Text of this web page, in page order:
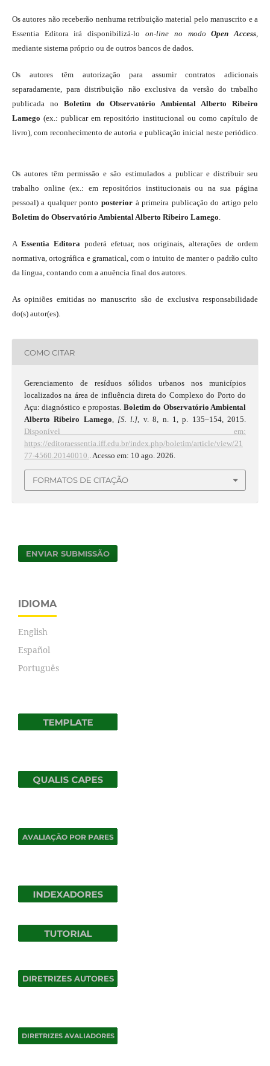
Os autores não receberão nenhuma retribuição material pelo manuscrito e a
Essentia Editora irá disponibilizá-lo on-line no modo Open Access,
mediante sistema próprio ou de outros bancos de dados.
Os autores têm autorização para assumir contratos adicionais
separadamente, para distribuição não exclusiva da versão do trabalho
publicada no Boletim do Observatório Ambiental Alberto Ribeiro
Lamego (ex.: publicar em repositório institucional ou como capítulo de
livro), com reconhecimento de autoria e publicação inicial neste periódico.
Os autores têm permissão e são estimulados a publicar e distribuir seu
trabalho online (ex.: em repositórios institucionais ou na sua página
pessoal) a qualquer ponto posterior à primeira publicação do artigo pelo
Boletim do Observatório Ambiental Alberto Ribeiro Lamego.
A Essentia Editorapoderá efetuar, nos originais, alterações de ordem
normativa, ortográfica e gramatical, com o intuito de manter o padrão culto
da língua, contando com a anuência final dos autores.
As opiniões emitidas no manuscrito são de exclusiva responsabilidade
do(s) autor(es).
COMO CITAR
Gerenciamento de resíduos sólidos urbanos nos municípios
localizados na área de influência direta do Complexo do Porto do
Açu: diagnóstico e propostas. Boletim do Observatório Ambiental
Alberto Ribeiro Lamego, [S. l.], v. 8, n. 1, p. 135–154, 2015.
Disponível em:
https://editoraessentia.iff.edu.br/index.php/boletim/article/view/21
77-4560.20140010.. Acesso em: 10 ago. 2026.
FORMATOS DE CITAÇÃO
ENVIAR SUBMISSÃO
IDIOMA
English
Español
Português